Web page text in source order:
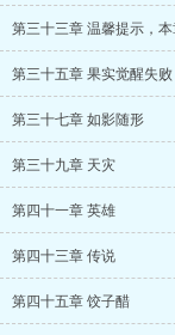
第三十三章 温馨提示，
第三十五章 果实觉醒失败
第三十七章 如影随形
第三十九章 天灾
第四十一章 英雄
第四十三章 传说
第四十五章 饺子醋